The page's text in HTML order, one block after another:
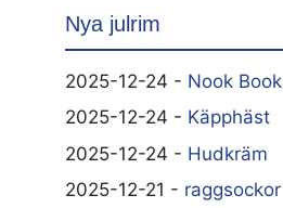
Nya julrim
2025-12-24 - Nook Book
2025-12-24 - Käpphäst
2025-12-24 - Hudkräm
2025-12-21 - raggsockor